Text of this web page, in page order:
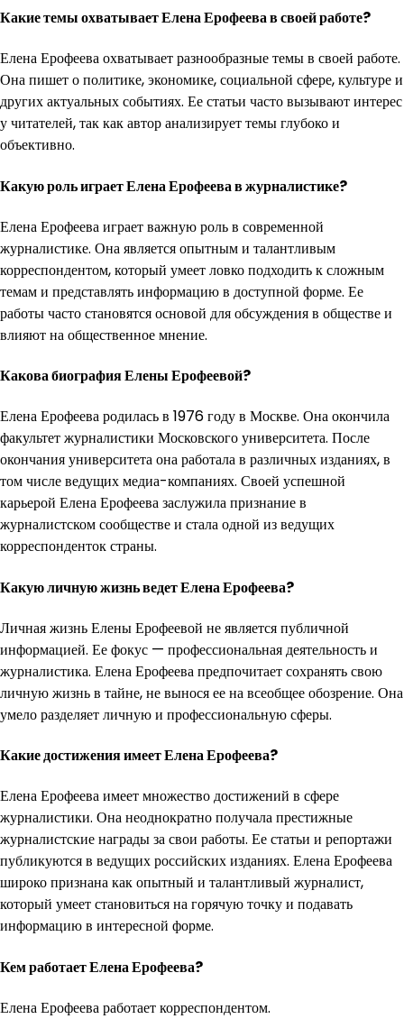
Какие темы охватывает Елена Ерофеева в своей работе?
Елена Ерофеева охватывает разнообразные темы в своей работе.
Она пишет о политике, экономике, социальной сфере, культуре и
других актуальных событиях. Ее статьи часто вызывают интерес
у читателей, так как автор анализирует темы глубоко и
объективно.
Какую роль играет Елена Ерофеева в журналистике?
Елена Ерофеева играет важную роль в современной
журналистике. Она является опытным и талантливым
корреспондентом, который умеет ловко подходить к сложным
темам и представлять информацию в доступной форме. Ее
работы часто становятся основой для обсуждения в обществе и
влияют на общественное мнение.
Какова биография Елены Ерофеевой?
Елена Ерофеева родилась в 1976 году в Москве. Она окончила
факультет журналистики Московского университета. После
окончания университета она работала в различных изданиях, в
том числе ведущих медиа-компаниях. Своей успешной
карьерой Елена Ерофеева заслужила признание в
журналистском сообществе и стала одной из ведущих
корреспонденток страны.
Какую личную жизнь ведет Елена Ерофеева?
Личная жизнь Елены Ерофеевой не является публичной
информацией. Ее фокус — профессиональная деятельность и
журналистика. Елена Ерофеева предпочитает сохранять свою
личную жизнь в тайне, не вынося ее на всеобщее обозрение. Она
умело разделяет личную и профессиональную сферы.
Какие достижения имеет Елена Ерофеева?
Елена Ерофеева имеет множество достижений в сфере
журналистики. Она неоднократно получала престижные
журналистские награды за свои работы. Ее статьи и репортажи
публикуются в ведущих российских изданиях. Елена Ерофеева
широко признана как опытный и талантливый журналист,
который умеет становиться на горячую точку и подавать
информацию в интересной форме.
Кем работает Елена Ерофеева?
Елена Ерофеева работает корреспондентом.